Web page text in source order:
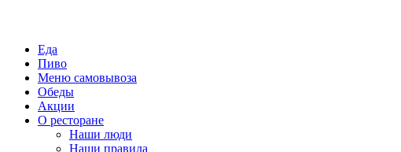
Еда
Пиво
Меню самовывоза
Обеды
Акции
О ресторане
Наши люди
Наши правила